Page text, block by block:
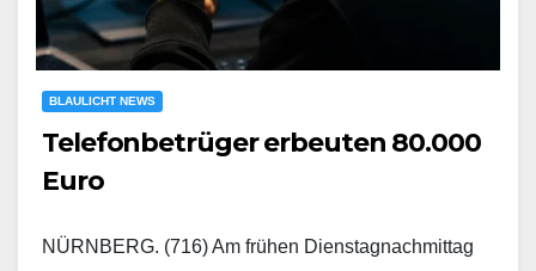
BLAULICHT NEWS
Telefonbetrüger erbeuten 80.000
Euro
NÜRNBERG. (716) Am frühen Dienstagnachmittag